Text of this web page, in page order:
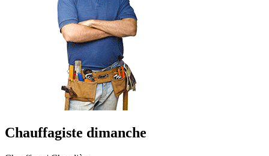
Chauffagiste dimanche